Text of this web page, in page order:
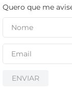
Quero que me
ENVIAR
papel
cerveja